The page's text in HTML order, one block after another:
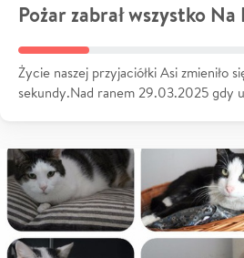
Pożar zabrał wszystko
Życie naszej przyjaciółki Asi zmieniło
sekundy.Nad ranem 29.03.2025 gdy